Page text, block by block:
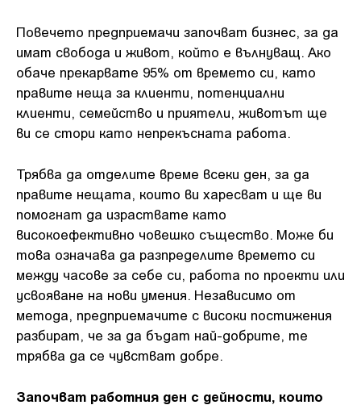
Повечето предприемачи започват бизнес, за да
имат свобода и живот, който е вълнуващ. Ако
обаче прекарвате 95% от времето си, като
правите неща за клиенти, потенциални
клиенти, семейство и приятели, животът ще
ви се стори като непрекъсната работа.
Трябва да отделите време всеки ден, за да
правите нещата, които ви харесват и ще ви
помогнат да израствате като
високоефективно човешко същество. Може би
това означава да разпределите времето си
между часове за себе си, работа по проекти или
усвояване на нови умения. Независимо от
метода, предприемачите с високи постижения
разбират, че за да бъдат най-добрите, те
трябва да се чувстват добре.
Започват работния ден с дейности, които